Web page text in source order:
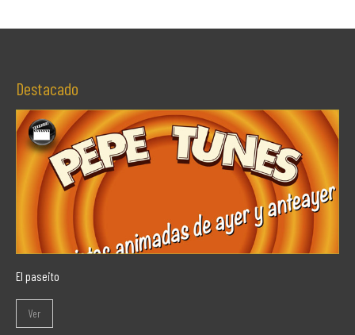
Destacado
El paseito
Ver